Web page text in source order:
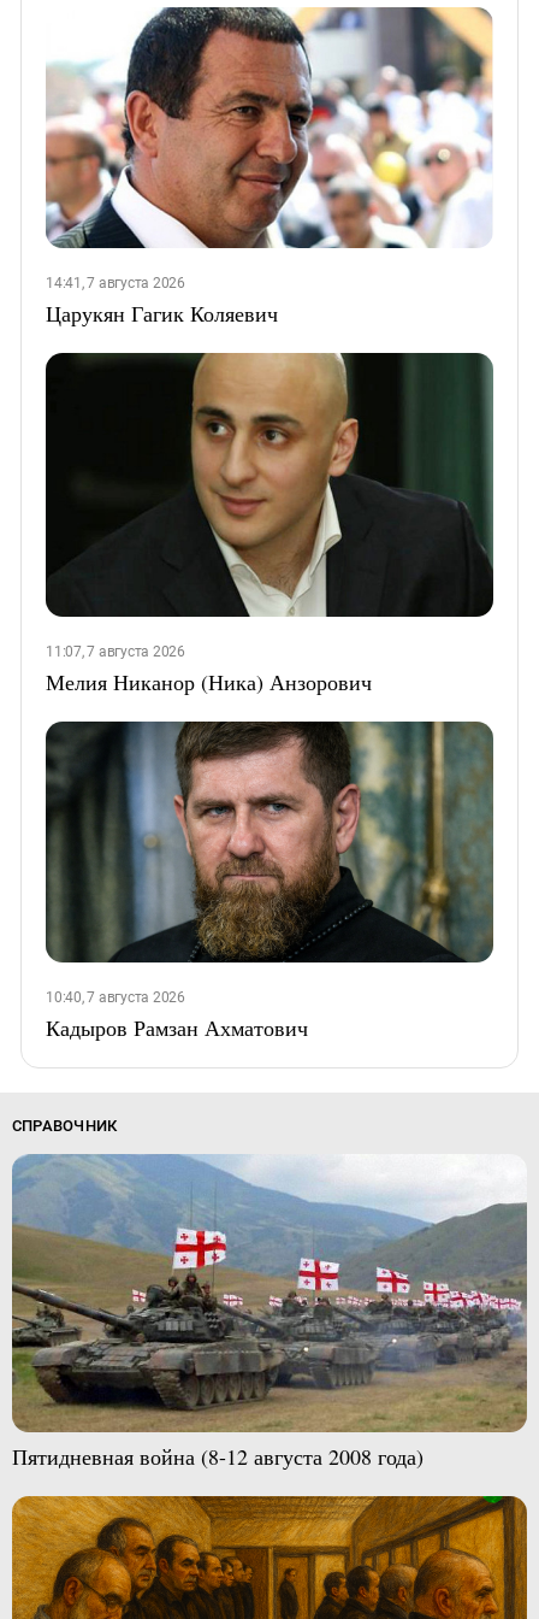
14:41, 7 августа 2026
Царукян Гагик Коляевич
11:07, 7 августа 2026
Мелия Никанор (Ника) Анзорович
10:40, 7 августа 2026
Кадыров Рамзан Ахматович
СПРАВОЧНИК
Пятидневная война (8-12 августа 2008 года)